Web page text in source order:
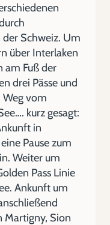
Schweiz. Um
über Interlaken
am Fuß der
drei Pässe und
Weg vom
kurz gesagt:
in
Pause zum
Weiter um
Pass Linie
Ankunft um
Martigny, Sion